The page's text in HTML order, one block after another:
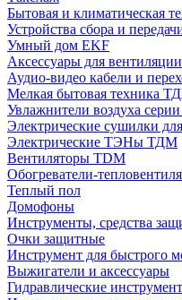
Бытовая и климатическая
Устройства сбора и
Умный дом EKF
Аксессуары для вентиляции
Аудио-видео кабели и
Мелкая бытовая техника
Увлажнители воздуха
Электрические сушилки
Электрические ТЭНы ТДМ
Вентиляторы TDM
Обогреватели-
Теплый пол
Домофоны
Инструменты, средства
Очки защитные
Инструмент для быстрого
Выжигатели и аксессуары
Гидравлические